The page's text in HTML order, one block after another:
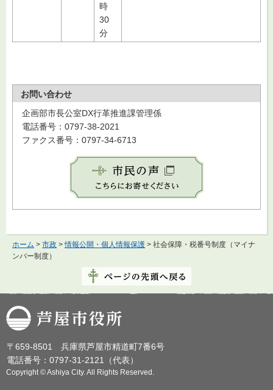
時
30
分
お問い合わせ
企画部市長公室DX行革推進課管理係
電話番号：0797-38-2021
ファクス番号：0797-34-6713
ホーム > 市政 >情報公開・個人情報保護 > 社会保障・税番号制度（マイナ
ンバー制度）
芦屋市役所
〒659-8501 兵庫県芦屋市精道町7番6号
電話番号：0797-31-2121（代表）
Copyright © Ashiya City. All Rights Reserved.